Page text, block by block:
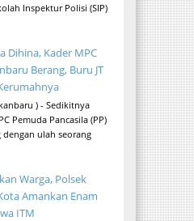
Inspektur Polisi (SIP)
Dihina, Kader MPC
Berang, Buru JT
) - Sedikitnya
Pemuda Pancasila (PP)
ulah seorang
Warga, Polsek
Amankan Enam
ITM